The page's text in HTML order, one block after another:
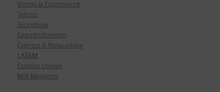
Ventas & Ecommerce
Talento
Tecnología
Emprendimiento
Eventos & Networking
LATAM
Estados Unidos
MIR Magazine